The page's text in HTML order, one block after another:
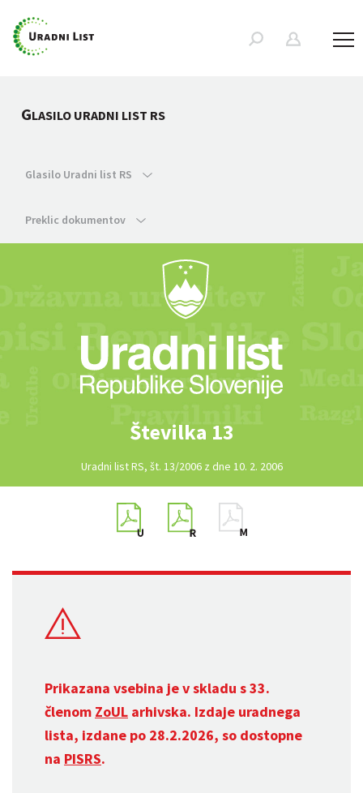
GLASILO URADNI LIST RS
Glasilo Uradni list RS
Preklic dokumentov
Številka 13
Uradni list RS, št. 13/2006 z dne 10. 2. 2006
Prikazana vsebina je v skladu s 33.
členom ZoUL arhivska. Izdaje uradnega
lista, izdane po 28.2.2026, so dostopne
na PISRS.